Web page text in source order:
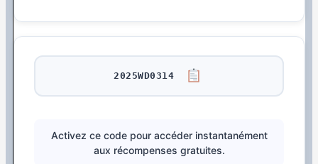
2025WD0314
Activez ce code pour accéder instantanément
aux récompenses gratuites.